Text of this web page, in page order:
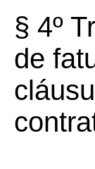
§ 4º
de